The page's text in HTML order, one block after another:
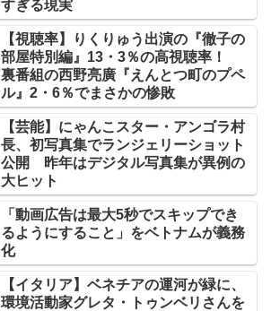
すぎる現実
【視聴率】りくりゅう出演の『徹子の
部屋特別編』13・3％の高視聴率！
裏番組の西野亮廣『えんとつ町のプペ
ル』2・6％でまさかの惨敗
【芸能】にゃんこスター・アンゴラ村
長、初写真集でランジェリーショット
公開 昨年はデジタル写真集が異例の
大ヒット
「動画広告は最大5秒でスキップでき
るようにすること」をベトナムが義務
化
【イタリア】ベネチアの運河が緑に、
環境活動家グレタ・トゥンベリさんを